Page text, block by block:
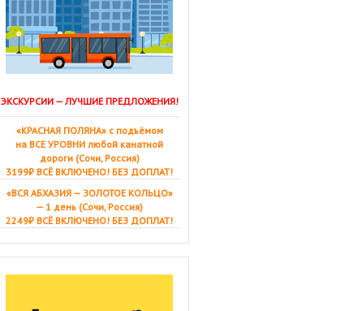
ЭКСКУРСИИ — ЛУЧШИЕ ПРЕДЛОЖЕНИЯ!
«КРАСНАЯ ПОЛЯНА» с подъёмом
на ВСЕ УРОВНИ любой канатной
дороги (Сочи, Россия)
3199₽ ВСЁ ВКЛЮЧЕНО! БЕЗ ДОПЛАТ!
«ВСЯ АБХАЗИЯ — ЗОЛОТОЕ КОЛЬЦО»
— 1 день (Сочи, Россия)
2249₽ ВСЁ ВКЛЮЧЕНО! БЕЗ ДОПЛАТ!